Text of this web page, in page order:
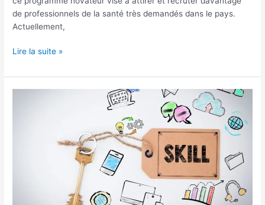
de professionnels de la santé très demandés dans le pays.
Actuellement,
Lire la suite »